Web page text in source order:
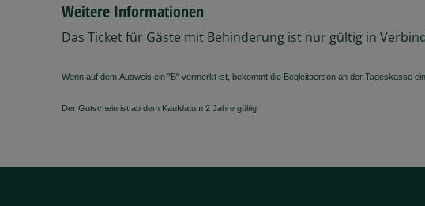
Weitere Informationen
Das Ticket für Gäste mit Behinderung ist nur gültig in
Wenn auf dem Ausweis ein "B" vermerkt ist, bekommt die Begleitperson an der Tageskasse
Der Gutschein ist ab dem Kaufdatum 2 Jahre gültig.